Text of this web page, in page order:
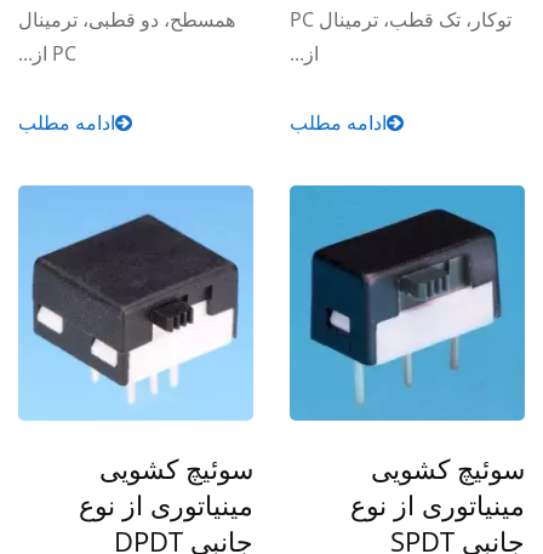
توکار، تک قطب، ترمینال PC
از...
ادامه مطلب
همسطح، دو قطبی، ترمینال
PC از...
ادامه مطلب
سوئیچ کشویی
مینیاتوری از نوع
جانبی SPDT
سوئیچ کشویی
مینیاتوری از نوع
جانبی DPDT